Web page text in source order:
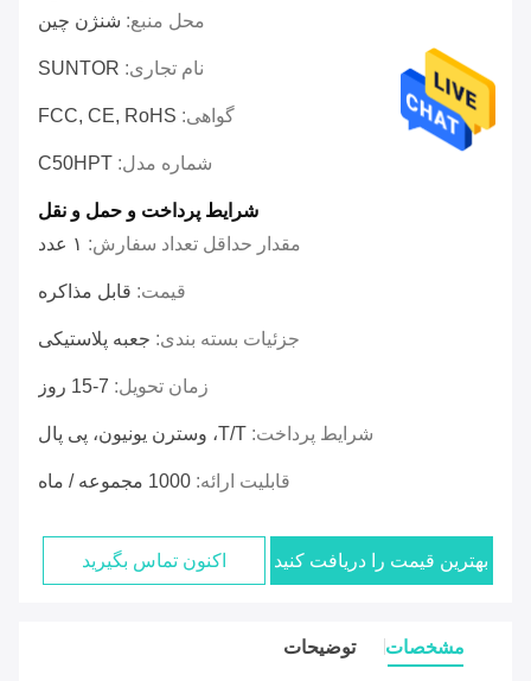
محل منبع: شنژن چین
نام تجاری: SUNTOR
گواهی: FCC, CE, RoHS
شماره مدل: C50HPT
شرایط پرداخت و حمل و نقل
مقدار حداقل تعداد سفارش: ۱ عدد
قیمت: قابل مذاکره
جزئیات بسته بندی: جعبه پلاستیکی
زمان تحویل: 7-15 روز
شرایط پرداخت: T/T، وسترن یونیون، پی پال
قابلیت ارائه: 1000 مجموعه / ماه
بهترین قیمت را دریافت کنید اکنون تماس بگیرید
مشخصات توضیحات